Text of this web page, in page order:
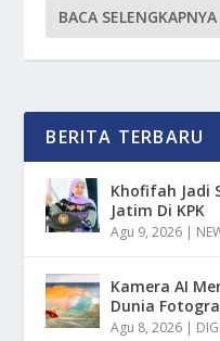
BACA SELENGKAPNYA
BERITA TERBARU
Khofifah Jadi
Jatim Di KPK
Agu 9, 2026 |
Kamera AI
Dunia
Agu 8, 2026 |